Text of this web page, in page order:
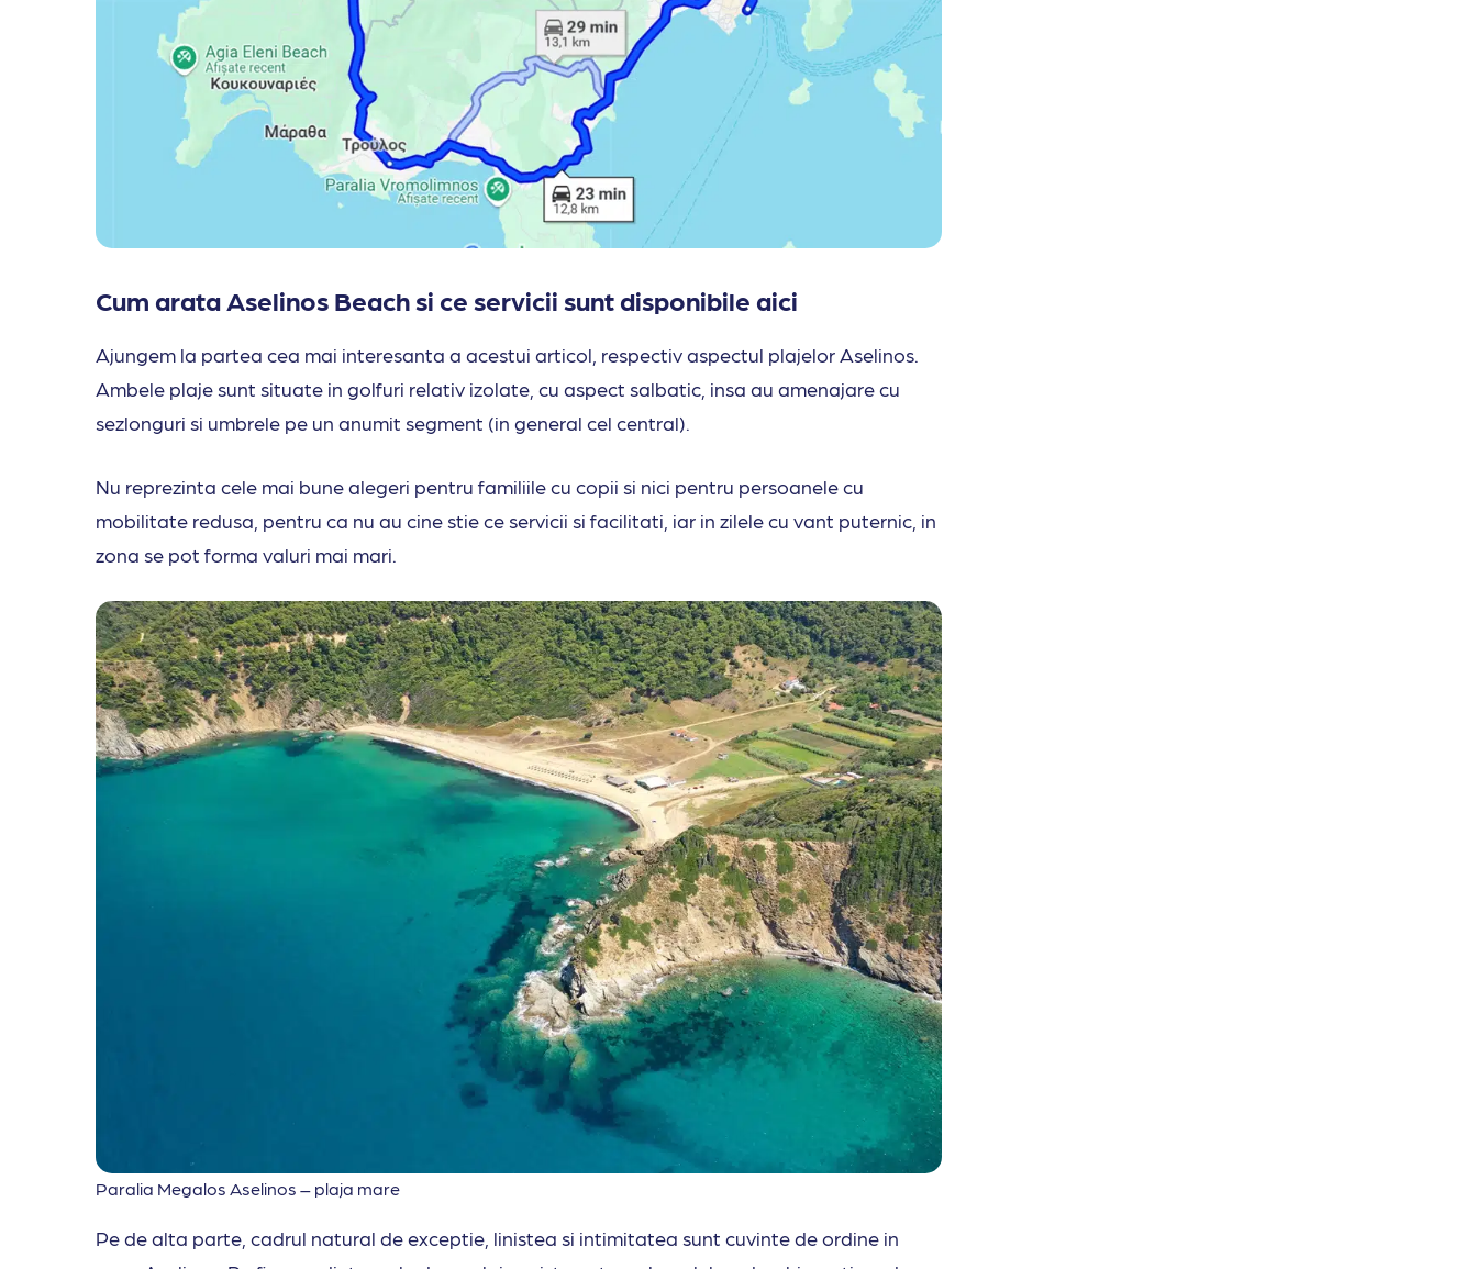
Cum arata Aselinos Beach si ce servicii sunt disponibile aici
Ajungem la partea cea mai interesanta a acestui articol, respectiv aspectul plajelor Aselinos.
Ambele plaje sunt situate in golfuri relativ izolate, cu aspect salbatic, insa au amenajare cu
sezlonguri si umbrele pe un anumit segment (in general cel central).
Nu reprezinta cele mai bune alegeri pentru familiile cu copii si nici pentru persoanele cu
mobilitate redusa, pentru ca nu au cine stie ce servicii si facilitati, iar in zilele cu vant puternic, in
zona se pot forma valuri mai mari.
Paralia Megalos Aselinos – plaja mare
Pe de alta parte, cadrul natural de exceptie, linistea si intimitatea sunt cuvinte de ordine in